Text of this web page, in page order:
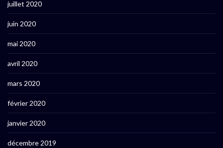
juillet 2020
juin 2020
mai 2020
avril 2020
mars 2020
février 2020
janvier 2020
décembre 2019